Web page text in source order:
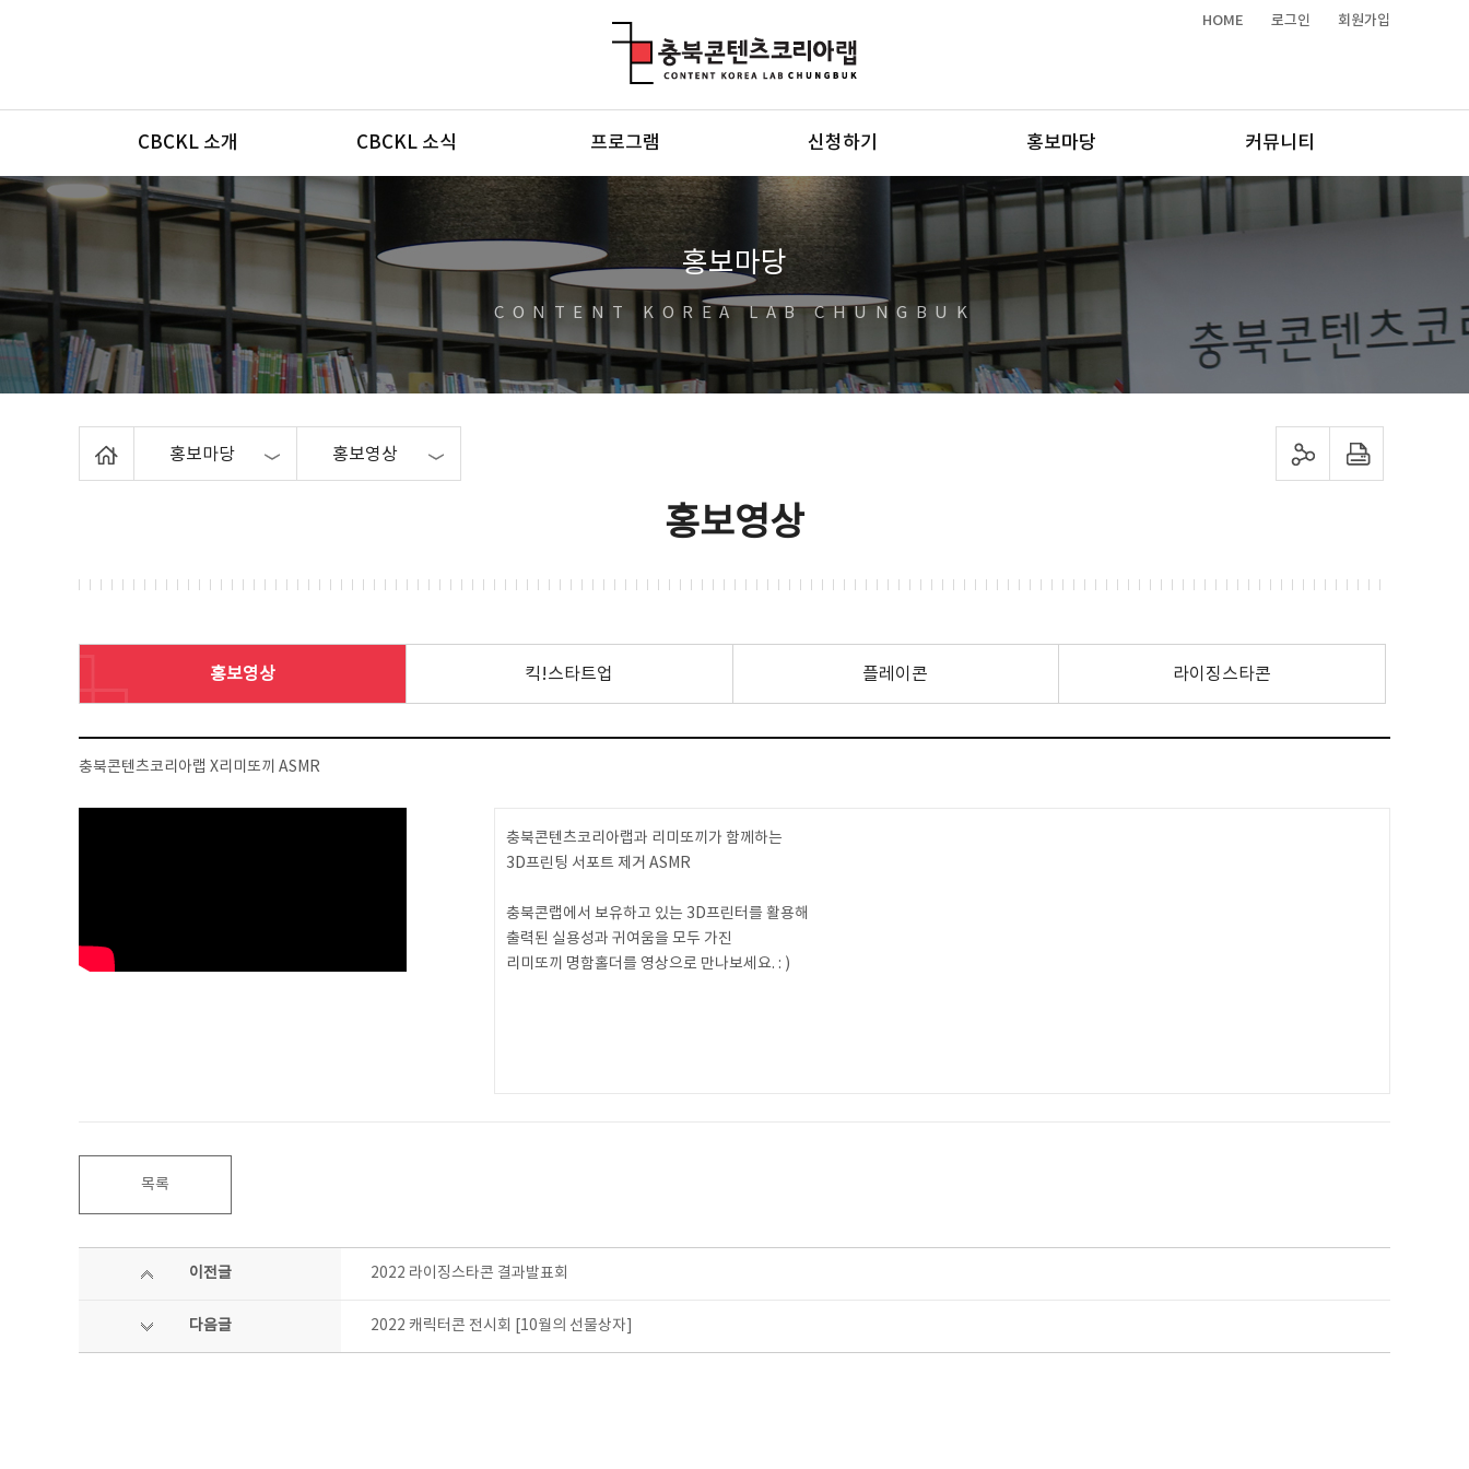
HOME 로그인 회원가입
메뉴
CBCKL 소개 CBCKL 소식 프로그램 신청하기 홍보마당 커뮤니티
홍보마당
CONTENT KOREA LAB CHUNGBUK
홍보마당 홍보영상 sns 공유하기 프린트하기
홍보영상
홍보영상 킥!스타트업 플레이콘 라이징스타콘
충북콘텐츠코리아랩 X리미또끼 ASMR
충북콘텐츠코리아랩과 리미또끼가 함께하는
3D프린팅 서포트 제거 ASMR
충북콘랩에서 보유하고 있는 3D프린터를 활용해
출력된 실용성과 귀여움을 모두 가진
리미또끼 명함홀더를 영상으로 만나보세요. : )
목록
이전글 2022 라이징스타콘 결과발표회
다음글 2022 캐릭터콘 전시회 [10월의 선물상자]